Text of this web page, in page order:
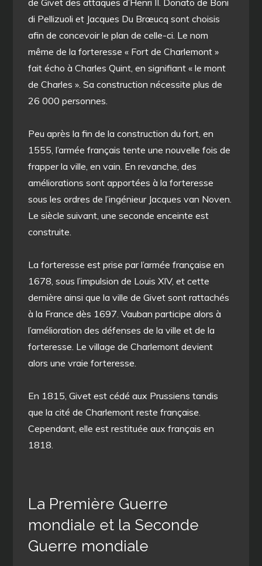
de Givet des attaques d’Henri II. Donato de Boni
di Pellizuoli et Jacques Du Brœucq sont choisis
afin de concevoir le plan de celle-ci. Le nom
même de la forteresse « Fort de Charlemont »
fait écho à Charles Quint, en signifiant « le mont
de Charles ». Sa construction nécessite plus de
26 000 personnes.
Peu après la fin de la construction du fort, en
1555, l’armée français tente une nouvelle fois de
frapper la ville, en vain. En revanche, des
améliorations sont apportées à la forteresse
sous les ordres de l’ingénieur Jacques van Noven.
Le siècle suivant, une seconde enceinte est
construite.
La forteresse est prise par l’armée française en
1678, sous l’impulsion de Louis XIV, et cette
dernière ainsi que la ville de Givet sont rattachés
à la France dès 1697. Vauban participe alors à
l’amélioration des défenses de la ville et de la
forteresse. Le village de Charlemont devient
alors une vraie forteresse.
En 1815, Givet est cédé aux Prussiens tandis
que la cité de Charlemont reste française.
Cependant, elle est restituée aux français en
1818.
La Première Guerre
mondiale et la Seconde
Guerre mondiale